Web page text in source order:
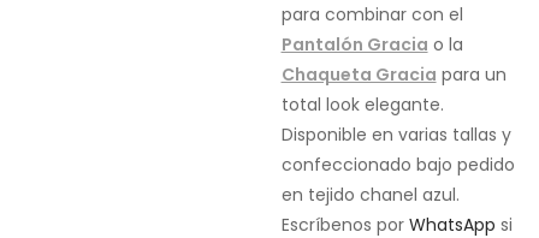
para combinar con el
Pantalón Gracia o la
Chaqueta Gracia para un
total look elegante.
Disponible en varias tallas y
confeccionado bajo pedido
en tejido chanel azul.
Escríbenos por WhatsApp si